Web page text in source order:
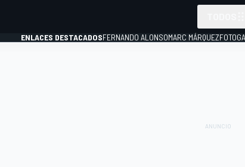
ENLACES DESTACADOSFERNANDO ALONSOMARC MÁRQUEZ